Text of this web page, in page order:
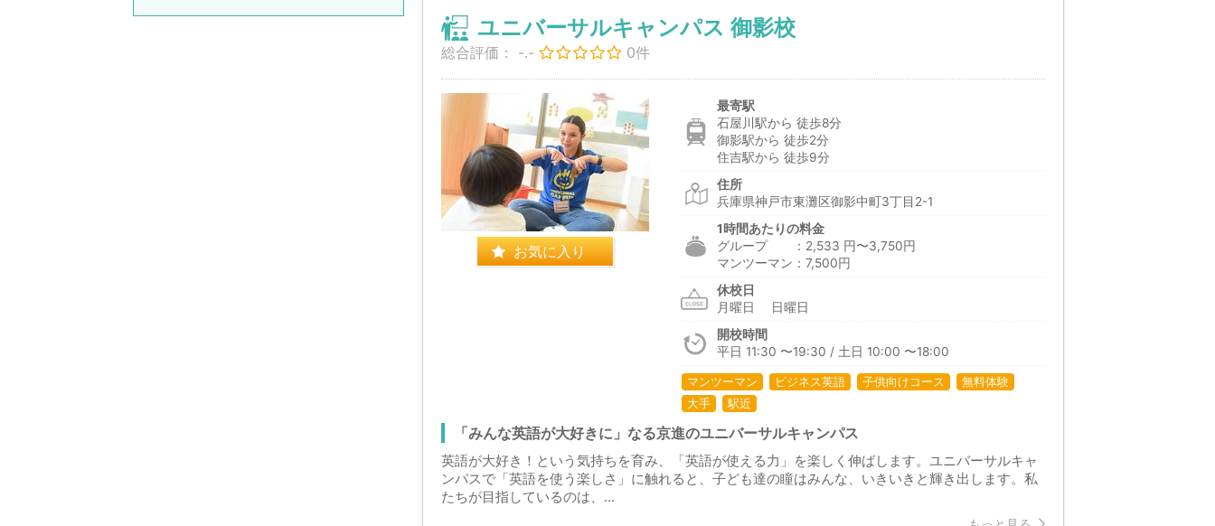
ユニバーサルキャンパス 御影校
総合評価： -.- 0件
お気に入り
最寄駅
石屋川駅から 徒歩8分
御影駅から 徒歩2分
住吉駅から 徒歩9分
住所
兵庫県神戸市東灘区御影中町3丁目2-1
1時間あたりの料金
グループ ：2,533 円〜3,750円
マンツーマン：7,500円
休校日
月曜日 日曜日
開校時間
平日 11:30 〜19:30 / 土日 10:00 〜18:00
マンツーマン ビジネス英語 子供向けコース
無料体験
大手
駅近
「みんな英語が大好きに」なる京進のユニバーサルキャンパス
英語が大好き！という気持ちを育み、「英語が使える力」を楽しく伸ばします。ユニバーサルキャ
ンパスで「英語を使う楽しさ」に触れると、子ども達の瞳はみんな、いきいきと輝き出します。私
たちが目指しているのは、...